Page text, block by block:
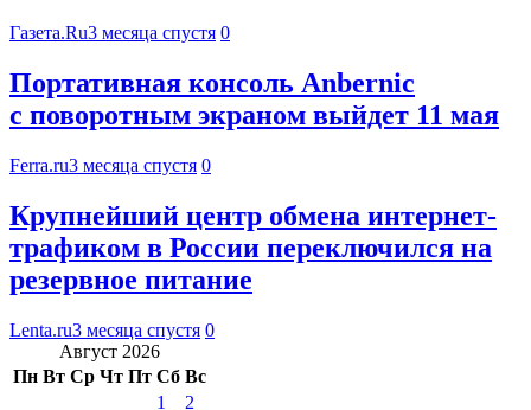
Газета.Ru3 месяца спустя 0
Портативная консоль Anbernic
с поворотным экраном выйдет 11 мая
Ferra.ru3 месяца спустя 0
Крупнейший центр обмена интернет-
трафиком в России переключился на
резервное питание
Lenta.ru3 месяца спустя 0
Август 2026
Пн Вт Ср Чт Пт Сб Вс
1
2